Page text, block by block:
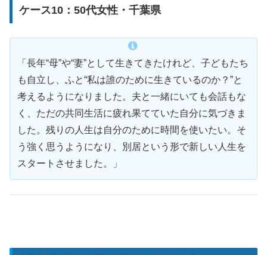
ケース10：50代女性・千葉県
「長年“母”や“妻”として生きてきたけれど、子どもたち
も自立し、ふと“私は誰のために生きているのか？”と
考えるようになりました。夫と一緒にいても会話もな
く、ただの共同生活に疲れ果てていた自分に気づきま
した。残りの人生は自分のために時間を使いたい。そ
う強く思うようになり、別居という形で新しい人生を
スタートさせました。」